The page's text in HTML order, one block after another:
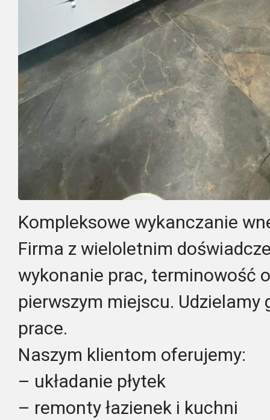
Kompleksowe wykanczanie
Firma z wieloletnim
wykonanie prac, terminowość
pierwszym miejscu.
prace.
Naszym klientom oferujemy:
– układanie płytek
– remonty łazienek i kuchni